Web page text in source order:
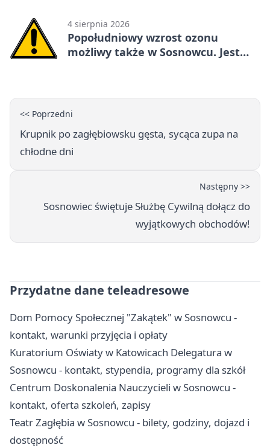
4 sierpnia 2026
Popołudniowy wzrost ozonu
możliwy także w Sosnowcu. Jest
<< Poprzedni
Krupnik po zagłębiowsku gęsta, sycąca zupa na
chłodne dni
Następny >>
Sosnowiec świętuje Służbę Cywilną dołącz do
wyjątkowych obchodów!
Przydatne dane teleadresowe
Dom Pomocy Społecznej "Zakątek" w Sosnowcu -
kontakt, warunki przyjęcia i opłaty
Kuratorium Oświaty w Katowicach Delegatura w
Sosnowcu - kontakt, stypendia, programy dla szkół
Centrum Doskonalenia Nauczycieli w Sosnowcu -
kontakt, oferta szkoleń, zapisy
Teatr Zagłębia w Sosnowcu - bilety, godziny, dojazd i
dostępność